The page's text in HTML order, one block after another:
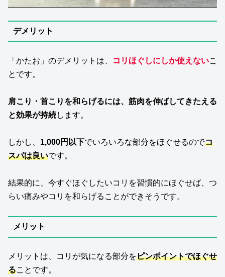
デメリット
「かたお」のデメリットは、 コリほぐしにしか使えないこ
とです。
肩こり・首こりを和らげるには、筋肉を伸ばしてきたえる
と効果が持続します。
しかし、 1,000円以下でいろいろな部分をほぐせるのでコ
スパは良いです。
結果的に、今すぐほぐしたいコリを習慣的にほぐせば、つ
らい痛みやコリを和らげることができそうです。
メリット
メリットは、コリが気になる部分をピンポイントでほぐせ
ることです。